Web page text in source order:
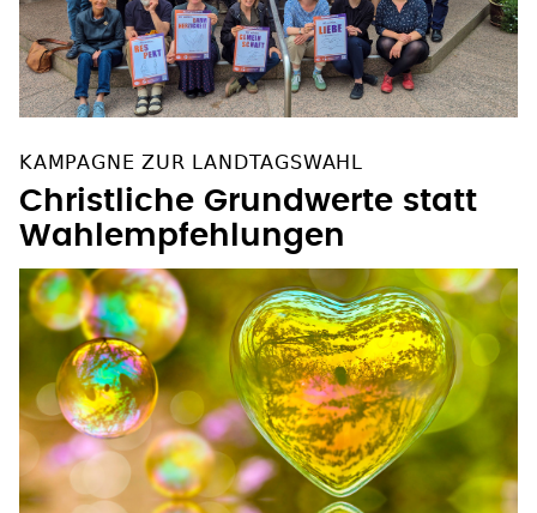
KAMPAGNE ZUR LANDTAGSWAHL
Christliche Grundwerte statt
Wahlempfehlungen